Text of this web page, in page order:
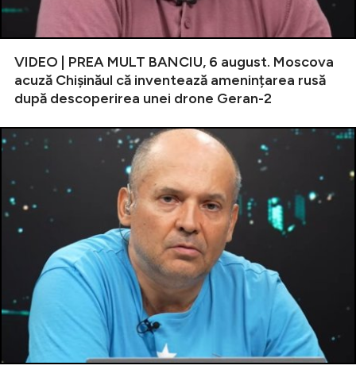
VIDEO | PREA MULT BANCIU, 6 august. Moscova
acuză Chișinăul că inventează amenințarea rusă
după descoperirea unei drone Geran-2